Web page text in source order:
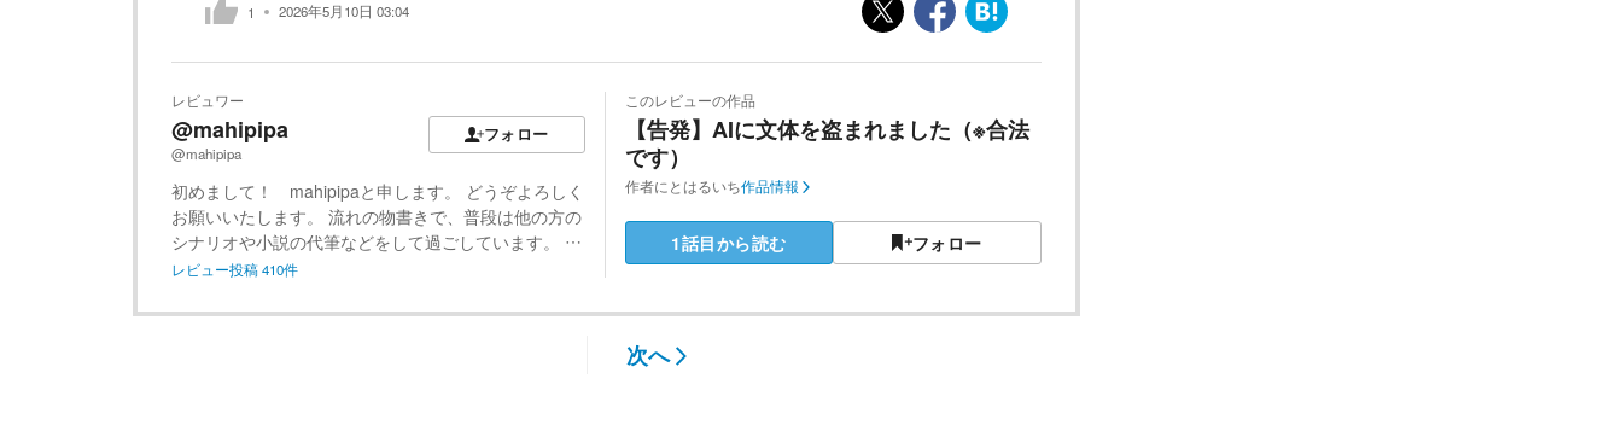
1 2026年5月10日 03:04
レビュワー
@mahipipa
@mahipipa
フォロー
初めまして！ mahipipaと申します。 どうぞよろしく
お願いいたします。 流れの物書きで、普段は他の方の
シナリオや小説の代筆などをして過ごしています。 …
レビュー投稿410件
このレビューの作品
【告発】AIに文体を盗まれました（※合法
です）
作者にとはるいち作品情報
1話目から読む フォロー
次へ